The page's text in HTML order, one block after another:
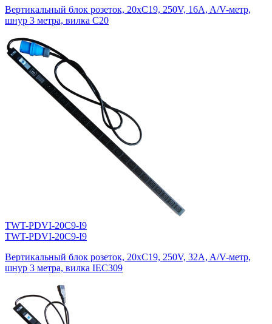
Вертикальный блок розеток, 20xC19, 250V, 16A, A/V-метр,
шнур 3 метра, вилка C20
TWT-PDVI-20C9-I9
TWT-PDVI-20C9-I9
Вертикальный блок розеток, 20xC19, 250V, 32A, A/V-метр,
шнур 3 метра, вилка IEC309